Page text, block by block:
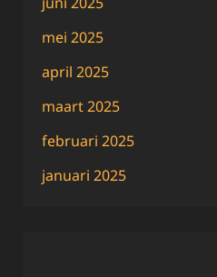
mei 2025
april 2025
maart 2025
februari 2025
januari 2025